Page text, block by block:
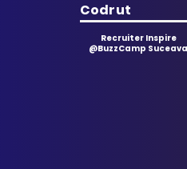
Codrut
Recruiter Inspire
@BuzzCamp Suceava